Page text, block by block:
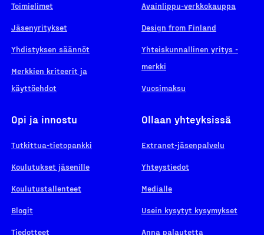
Toimielimet
Jäsenyritykset
Yhdistyksen säännöt
Merkkien kriteerit ja
käyttöehdot
Avainlippu-verkkokauppa
Design from Finland
Yhteiskunnallinen yritys -
merkki
Vuosimaksu
Opi ja innostu
Tutkittua-tietopankki
Koulutukset jäsenille
Koulutustallenteet
Blogit
Tiedotteet
Ollaan yhteyksissä
Extranet-jäsenpalvelu
Yhteystiedot
Medialle
Usein kysytyt kysymykset
Anna palautetta